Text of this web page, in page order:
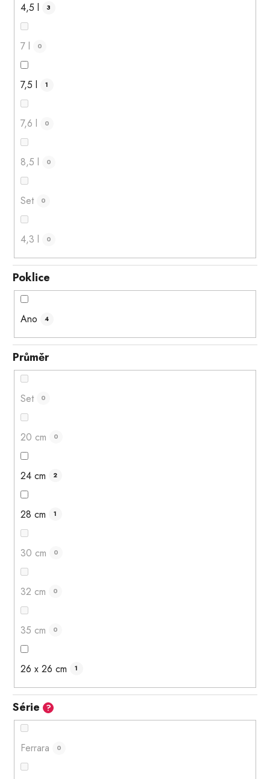
4,5 l 3
7 l 0
7,5 l 1
7,6 l 0
8,5 l 0
Set 0
4,3 l 0
Poklice
Ano 4
Průměr
Set 0
20 cm 0
24 cm 2
28 cm 1
30 cm 0
32 cm 0
35 cm 0
26 x 26 cm 1
Série ?
Ferrara 0